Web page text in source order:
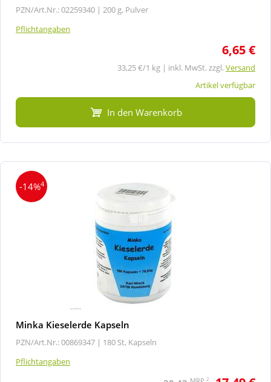
PZN/Art.Nr.: 02259340 | 200 g, Pulver
Pflichtangaben
6,65 €
33,25 €/1 kg | inkl. MwSt. zzgl.Versand
Artikel verfügbar
In den Warenkorb
-14%4
Minka Kieselerde Kapseln
PZN/Art.Nr.: 00869347 | 180 St, Kapseln
Pflichtangaben
2